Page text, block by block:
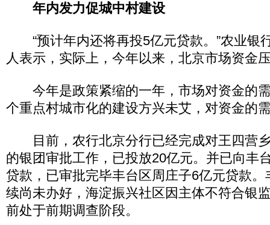
年内发力促城中村建设
“预计年内还将再投5亿元贷款。”农业银
人表示，实际上，今年以来，北京市场资金
今年是政策紧缩的一年，市场对资金的
个重点村城市化的建设方兴未艾，对资金的
目前，农行北京分行已经完成对王四营
的银团审批工作，已投放20亿元。并已向丰
贷款，已审批完毕丰台区周庄子6亿元贷款
续尚未办好，海淀振兴社区因主体不符合银
前处于前期调查阶段。